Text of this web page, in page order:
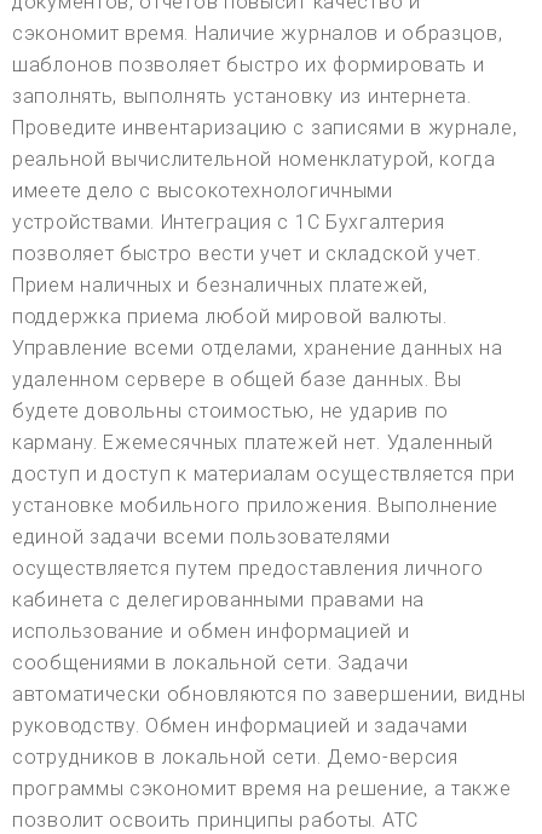
сэкономит время. Наличие журналов и образцов,
шаблонов позволяет быстро их формировать и
заполнять, выполнять установку из интернета.
Проведите инвентаризацию с записями в журнале,
реальной вычислительной номенклатурой, когда
имеете дело с высокотехнологичными
устройствами. Интеграция с 1С Бухгалтерия
позволяет быстро вести учет и складской учет.
Прием наличных и безналичных платежей,
поддержка приема любой мировой валюты.
Управление всеми отделами, хранение данных на
удаленном сервере в общей базе данных. Вы
будете довольны стоимостью, не ударив по
карману. Ежемесячных платежей нет. Удаленный
доступ и доступ к материалам осуществляется при
установке мобильного приложения. Выполнение
единой задачи всеми пользователями
осуществляется путем предоставления личного
кабинета с делегированными правами на
использование и обмен информацией и
сообщениями в локальной сети. Задачи
автоматически обновляются по завершении, видны
руководству. Обмен информацией и задачами
сотрудников в локальной сети. Демо-версия
программы сэкономит время на решение, а также
позволит освоить принципы работы. АТС